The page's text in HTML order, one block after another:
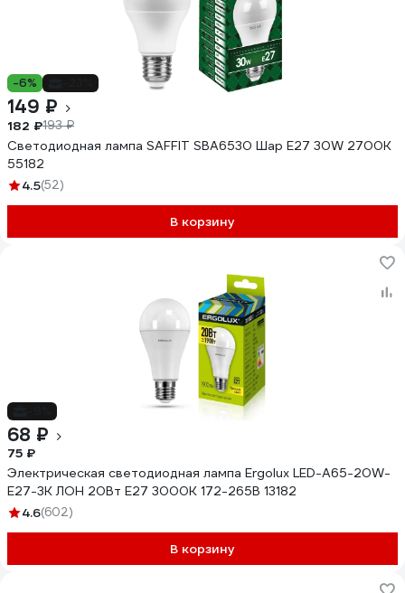
-6%
149 ₽
182 ₽193 ₽
Светодиодная лампа SAFFIT SBA6530 Шар E27 30W 2700K
55182
4.5(52)
В корзину
68 ₽
75 ₽
Электрическая светодиодная лампа Ergolux LED-A65-20W-
E27-3K ЛОН 20Вт E27 3000K 172-265В 13182
4.6(602)
В корзину